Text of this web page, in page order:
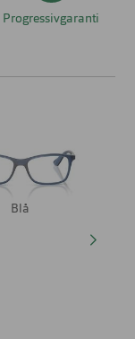
Progressivgaranti
Blå